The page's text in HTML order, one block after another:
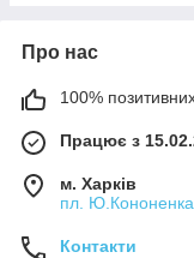
Про нас
100% позитивних
Працює з
м. Харків
пл.
Контакти